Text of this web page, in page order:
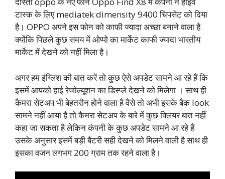
टास्क के लिए mediatek dimensity 9400 चिपसेट को दिया
है। OPPO अपने इस फोन को काफी ज्यादा अच्छा बनाने वाला है
क्योंकि पिछले कुछ समय में ओप्पो का मार्केट काफी ज्यादा भारतीय
मार्केट में देखने को नहीं मिला है।
अगर हम इंग्लिश की बात करें तो कुछ ऐसे अपडेट सामने आ रहे हैं कि
इसमें आपको हाई रेजोल्यूशन का डिस्प्ले देखने को मिलेगा । साथ ही
कैमरा सेटअप भी बेहतरीन होने वाला है वैसे तो अभी इसके बैक look
सामने नहीं आया है तो कैमरा सेटअप के बारे में कुछ क्लियर बात नहीं
कहा जा सकता है लेकिन कंपनी के कुछ अपडेट सामने आ रहे हैं
उसके अनुसार इसमें बड़ी बैटरी सही देखने को मिलने वाली है साथ ही
इसका वजन लगभग 200 ग्राम तक रहने वाला है।